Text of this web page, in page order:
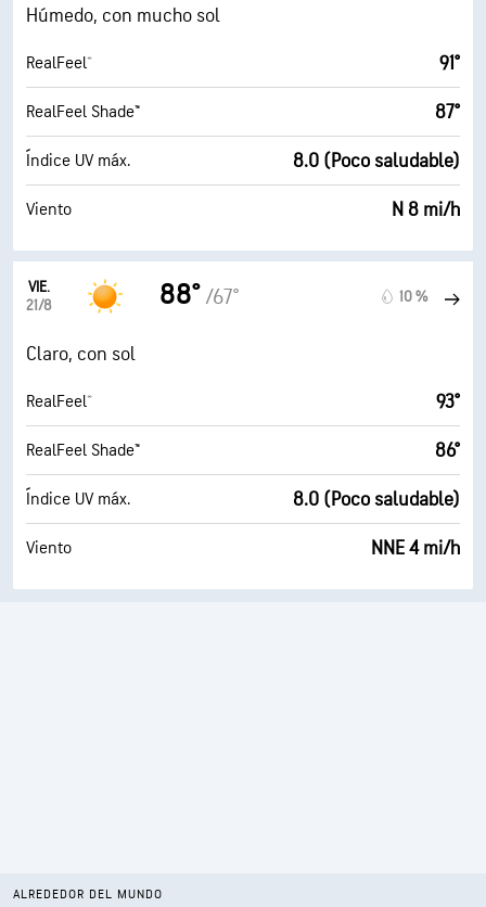
Húmedo, con mucho sol
RealFeel® 91°
RealFeel Shade™ 87°
Índice UV máx. 8.0 (Poco saludable)
Viento N 8 mi/h
VIE.
21/8
88° /67° 10 %
Claro, con sol
RealFeel® 93°
RealFeel Shade™ 86°
Índice UV máx. 8.0 (Poco saludable)
Viento NNE 4 mi/h
ALREDEDOR DEL MUNDO